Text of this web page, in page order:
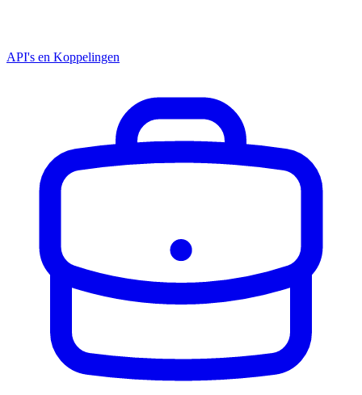
API's en Koppelingen